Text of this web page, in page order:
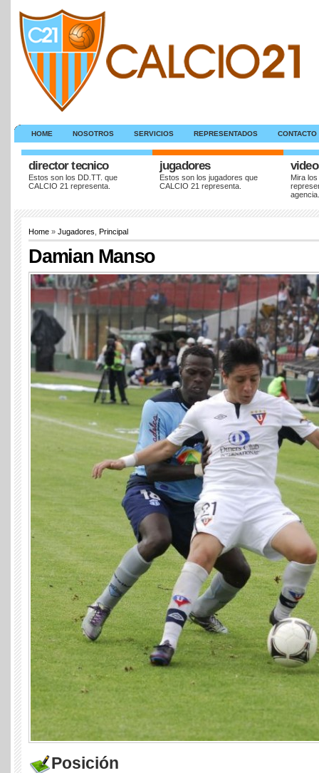
HOME NOSOTROS SERVICIOS REPRESENTADOS CONTACTO
director tecnico
Estos son los DD.TT. que
CALCIO 21 representa.
jugadores
Estos son los jugadores que
CALCIO 21 representa.
Mira
agencia.
Home » Jugadores Principal
Damian Manso
Posición